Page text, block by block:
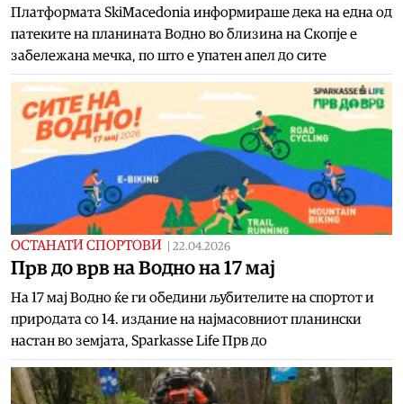
Платформата SkiMacedonia информираше дека на една од
патеките на планината Водно во близина на Скопје е
забележана мечка, по што е упатен апел до сите
ОСТАНАТИ СПОРТОВИ 22.04.2026
Прв до врв на Водно на 17 мај
На 17 мај Водно ќе ги обедини љубителите на спортот и
природата со 14. издание на најмасовниот планински
настан во земјата, Sparkasse Life Прв до